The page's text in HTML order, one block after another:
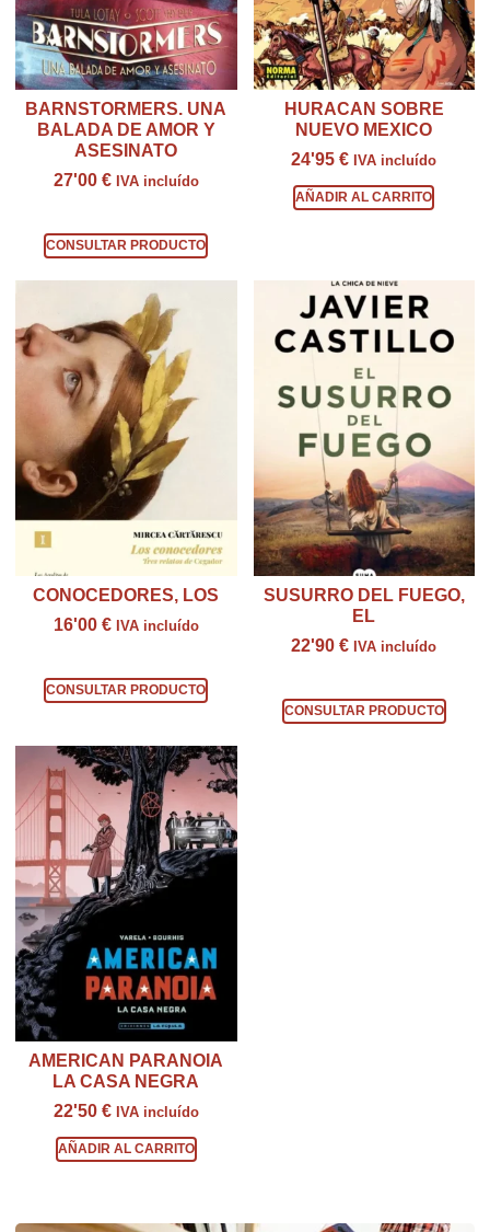
BARNSTORMERS. UNA
BALADA DE AMOR Y
ASESINATO
27'00 € IVA incluído
CONSULTAR PRODUCTO
HURACAN SOBRE
NUEVO MEXICO
24'95€ IVA incluído
AÑADIR AL CARRITO
CONOCEDORES, LOS
16'00 € IVA incluído
CONSULTAR PRODUCTO
SUSURRO DEL FUEGO,
EL
22'90€ IVA incluído
CONSULTAR PRODUCTO
AMERICAN PARANOIA
LA CASA NEGRA
22'50 € IVA incluído
AÑADIR AL CARRITO